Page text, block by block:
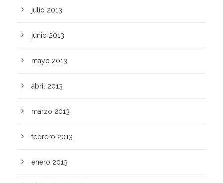
julio 2013
junio 2013
mayo 2013
abril 2013
marzo 2013
febrero 2013
enero 2013